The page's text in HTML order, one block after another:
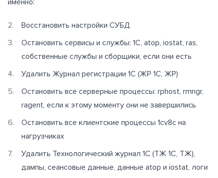
именно:
Восстановить настройки СУБД
Остановить сервисы и службы: 1С, atop, iostat, ras,
собственные службы и сборщики, если они есть
Удалить Журнал регистрации 1С (ЖР 1С, ЖР)
Остановить все серверные процессы: rphost, rmngr,
ragent, если к этому моменту они не завершились
Остановить все клиентские процессы 1cv8c на
нагрузчиках
Удалить Технологический журнал 1С (ТЖ 1С, ТЖ),
дампы, сеансовые данные, данные atop и iostat, логи